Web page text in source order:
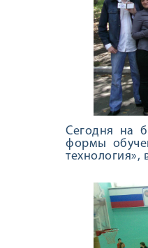
Сегодня на
формы